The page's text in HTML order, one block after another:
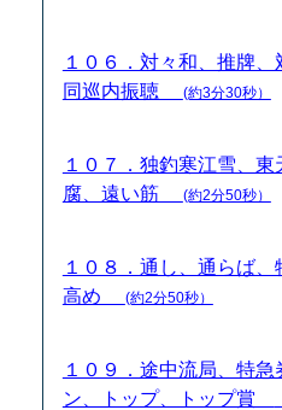
１０６．対々和、推牌、
同巡内振聴
(約3分30秒）
１０７．独釣寒江雪、
腐、遠い筋
(約2分50秒）
１０８．通し、通らば
高め
(約2分50秒）
１０９．途中流局、特
ン、トップ、トップ賞